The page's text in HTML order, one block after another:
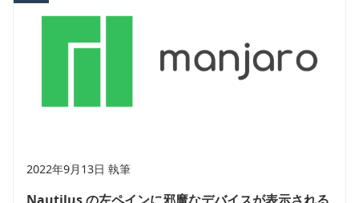
2022年9月13日 執筆